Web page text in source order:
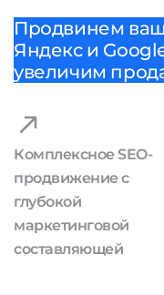
Продвинем ваш
Яндекс и
увеличим
Комплексное SEO-
продвижение с
глубокой
маркетинговой
составляющей